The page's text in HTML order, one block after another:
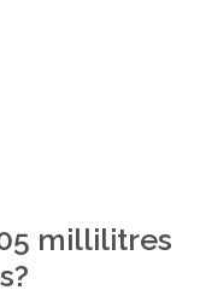
millilitres